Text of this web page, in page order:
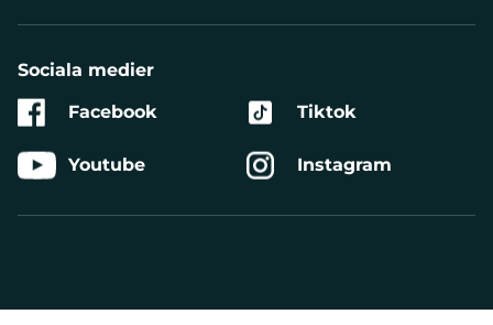
Sociala medier
Facebook
Youtube
Tiktok
Instagram